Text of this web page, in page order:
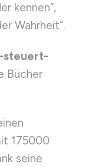
kennen“,
Wahrheit“.
steuert-
Bücher
175000
seine